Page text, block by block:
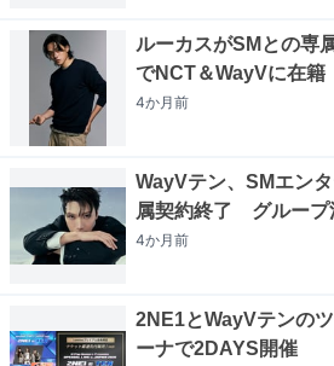
ルーカスがSMとの専
でNCT＆WayVに在籍
4か月前
WayVテン、SMエン
属契約終了 グループ
4か月前
2NE1とWayVテンの
ーナで2DAYS開催